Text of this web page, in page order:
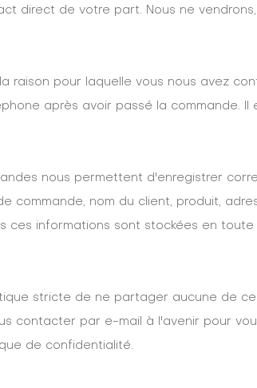
direct de votre part. Nous ne
raison pour laquelle vous nous avez
après avoir passé la commande.
nous permettent d'enregistrer
nom du client, produit,
ces informations sont stockées en
stricte de ne partager aucune de
contacter par e-mail à l'avenir pour
de confidentialité.